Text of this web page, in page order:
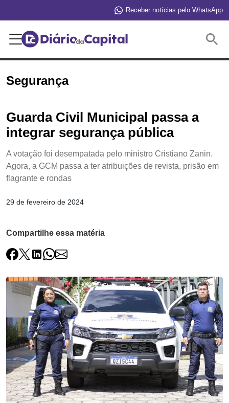
Receber notícias pelo WhatsApp
Segurança
Guarda Civil Municipal passa a
integrar segurança pública
A votação foi desempatada pelo ministro Cristiano Zanin.
Agora, a GCM passa a ter atribuições de revista, prisão em
flagrante e rondas
29 de fevereiro de 2024
Compartilhe essa matéria